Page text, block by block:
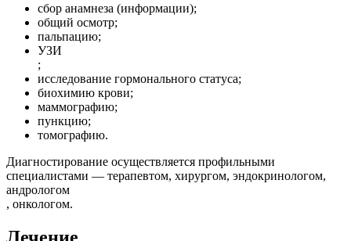
сбор анамнеза (информации);
общий осмотр;
пальпацию;
УЗИ
;
исследование гормонального статуса;
биохимию крови;
маммографию;
пункцию;
томографию.
Диагностирование осуществляется профильными
специалистами — терапевтом, хирургом, эндокринологом,
андрологом
, онкологом.
Лечение